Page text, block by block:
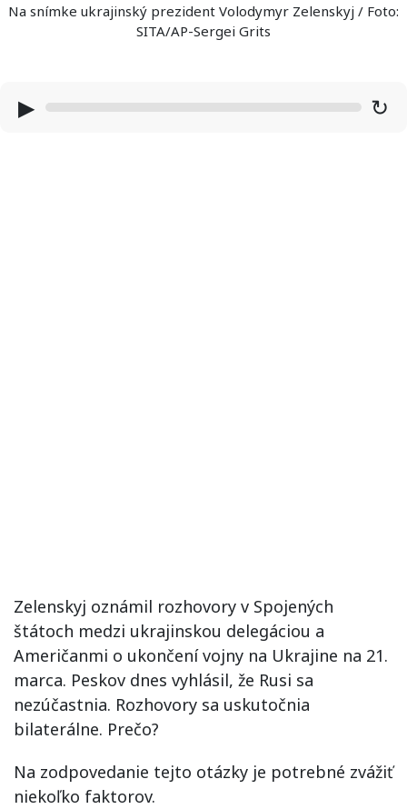
Na snímke ukrajinský prezident Volodymyr Zelenskyj / Foto:
SITA/AP-Sergei Grits
▶ ↻
Zelenskyj oznámil rozhovory v Spojených
štátoch medzi ukrajinskou delegáciou a
Američanmi o ukončení vojny na Ukrajine na 21.
marca. Peskov dnes vyhlásil, že Rusi sa
nezúčastnia. Rozhovory sa uskutočnia
bilaterálne. Prečo?
Na zodpovedanie tejto otázky je potrebné zvážiť
niekoľko faktorov.